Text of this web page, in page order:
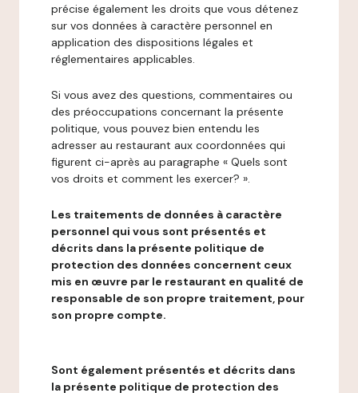
précise également les droits que vous détenez
sur vos données à caractère personnel en
application des dispositions légales et
réglementaires applicables.
Si vous avez des questions, commentaires ou
des préoccupations concernant la présente
politique, vous pouvez bien entendu les
adresser au restaurant aux coordonnées qui
figurent ci-après au paragraphe « Quels sont
vos droits et comment les exercer? ».
Les traitements de données à caractère
personnel qui vous sont présentés et
décrits dans la présente politique de
protection des données concernent ceux
mis en œuvre par le restaurant en qualité de
responsable de son propre traitement, pour
son propre compte.
Sont également présentés et décrits dans
la présente politique de protection des